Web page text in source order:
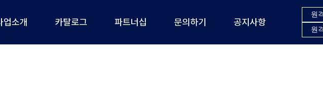
업소개 카탈로그 파트너십 문의하기 공지사항
원
원